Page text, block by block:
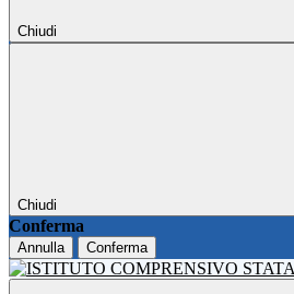
Chiudi
Chiudi
Conferma
Annulla Conferma